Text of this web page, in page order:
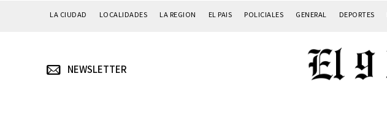
LA CIUDAD LOCALIDADES LA REGION EL PAIS POLICIALES GENERAL DEPORTES
NEWSLETTER